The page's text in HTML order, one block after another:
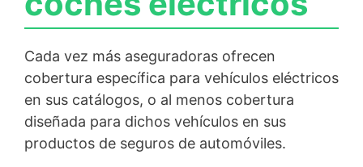
Cada vez más aseguradoras ofrecen
cobertura específica para vehículos eléctricos
en sus catálogos, o al menos cobertura
diseñada para dichos vehículos en sus
productos de seguros de automóviles.